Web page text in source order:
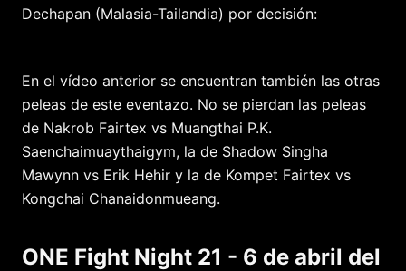
Dechapan (Malasia-Tailandia) por decisión:
En el vídeo anterior se encuentran también las otras
peleas de este eventazo. No se pierdan las peleas
de Nakrob Fairtex vs Muangthai P.K.
Saenchaimuaythaigym, la de Shadow Singha
Mawynn vs Erik Hehir y la de Kompet Fairtex vs
Kongchai Chanaidonmueang.
ONE Fight Night 21 - 6 de abril del